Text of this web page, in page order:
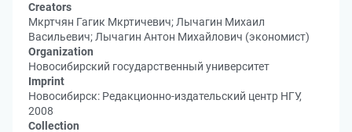
Creators
Мкртчян Гагик Мкртичевич; Лычагин Михаил
Васильевич; Лычагин Антон Михайлович (экономист)
Organization
Новосибирский государственный университет
Imprint
Новосибирск: Редакционно-издательский центр НГУ,
2008
Collection